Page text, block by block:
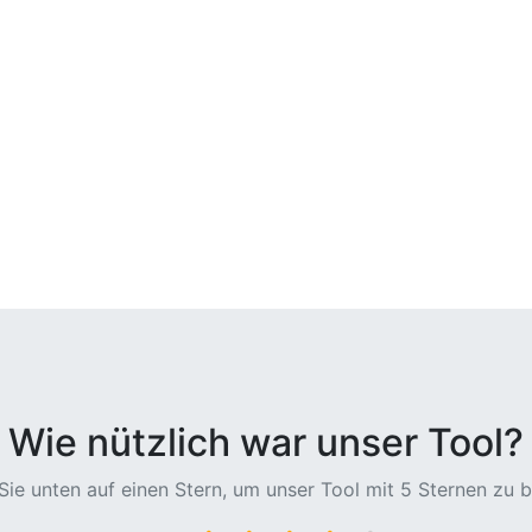
Wie nützlich war unser Tool?
unten auf einen Stern, um unser Tool mit 5 Sternen zu